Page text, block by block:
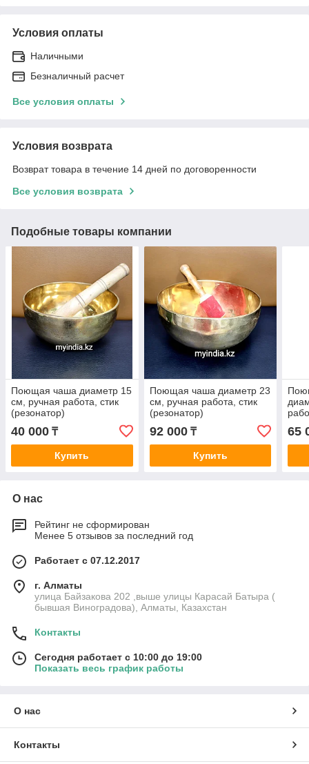
Условия оплаты
Наличными
Безналичный расчет
Все условия оплаты
Условия возврата
Возврат товара в течение 14 дней по договоренности
Все условия возврата
Подобные товары компании
Поющая чаша диаметр 15
см, ручная работа, стик
(резонатор)
40 000 ₸
Купить
Поющая чаша диаметр 23
см, ручная работа, стик
(резонатор)
92 000₸
Купить
65
О нас
Рейтинг не сформирован
Менее 5 отзывов за последний год
Работает с 07.12.2017
г. Алматы
улица Байзакова 202 ,выше улицы Карасай Батыра (
бывшая Виноградова), Алматы, Казахстан
Контакты
Сегодня работает с 10:00 до 19:00
Показать весь график работы
О нас
Контакты